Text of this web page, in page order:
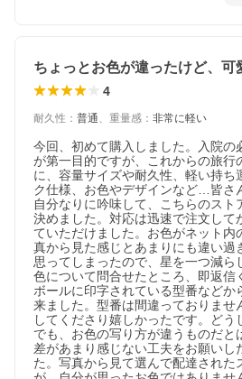
4
耐久性 ： 普通、 重量感 ： 非常に軽い
今回、初めて購入しました。入院の
が第一目的ですが、これからの旅行
に、容量サイズや耐久性、軽い持ち
ク仕様、お色やデザインなど…皆さ
自分なりに吟味して、こちらのスト
決めました。対応は迅速で注文して
ていただけました。お色がネット内
真から見た感じとあまりにも違い過
思ってしまったので、星を一つ減ら
色について問合せたところ、即返信
ボールに印字されている型番などか
来ました。型番は間違っておりませ
してくださり嬉しかったです。どう
でも、お色の写り方が違うものだと
差があまり感じない工夫をお願いし
た。写真から見て選んで配達された